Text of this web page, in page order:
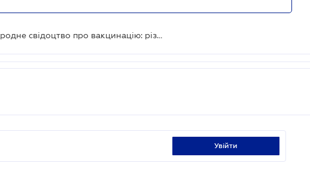
COVID-сертифікат та міжнародне свідоцтво про вакцинацію: різниця та як їх використовувати
увійти